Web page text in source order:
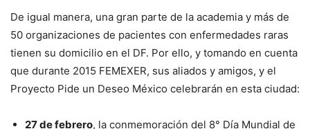
De igual manera, una gran parte de la academia y más de
50 organizaciones de pacientes con enfermedades raras
tienen su domicilio en el DF. Por ello, y tomando en cuenta
que durante 2015 FEMEXER, sus aliados y amigos, y el
Proyecto Pide un Deseo México celebrarán en esta ciudad:
27 de febrero, la conmemoración del 8° Día Mundial de